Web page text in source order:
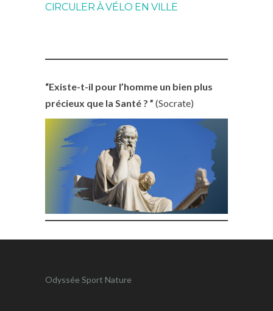
CIRCULER À VÉLO EN VILLE
“Existe-t-il pour l’homme un bien plus
précieux que la Santé ? ” (Socrate)
Odyssée Sport Nature